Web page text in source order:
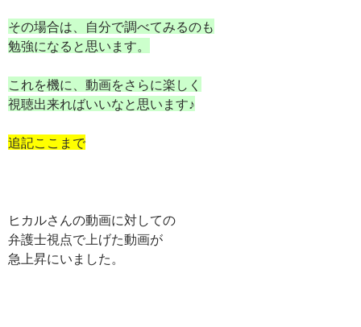
その場合は、自分で調べてみるのも
勉強になると思います。
これを機に、動画をさらに楽しく
視聴出来ればいいなと思います♪
追記ここまで
ヒカルさんの動画に対しての
弁護士視点で上げた動画が
急上昇にいました。